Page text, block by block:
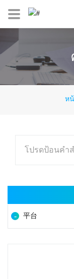
ห
โปรดป้อนคำ
平台